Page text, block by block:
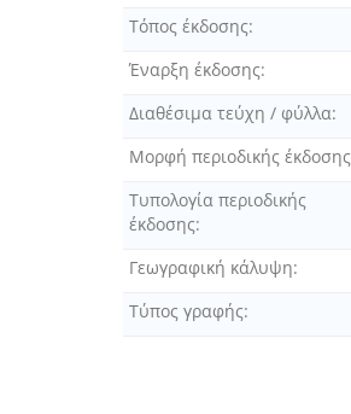
Τόπος έκδοσης
Έναρξη έκδοσης
Διαθέσιμα τεύχη / φύλλα
Μορφή περιοδικής έκδοσης
Τυπολογία περιοδικής
έκδοσης
Γεωγραφική κάλυψη
Τύπος γραφής